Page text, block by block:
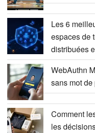
Les 6
espaces de
distribuées
WebAuthn
sans mot
Comment
les